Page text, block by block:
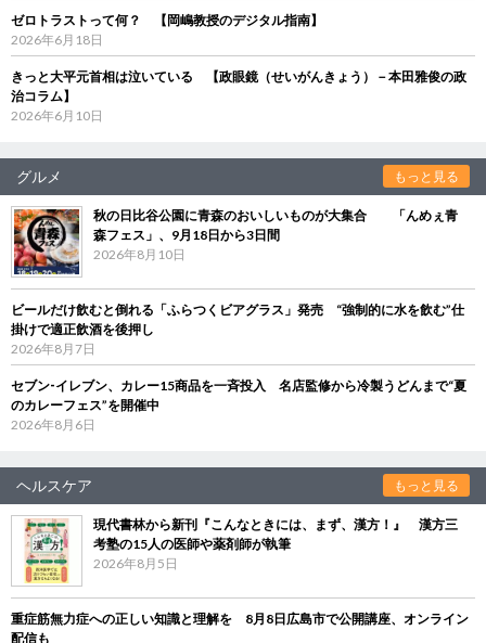
ゼロトラストって何？ 【岡嶋教授のデジタル指南】
2026年6月18日
きっと大平元首相は泣いている 【政眼鏡（せいがんきょう）－本田雅俊の政
治コラム】
2026年6月10日
グルメ もっと見る
秋の日比谷公園に青森のおいしいものが大集合 「んめぇ青
森フェス」、9月18日から3日間
2026年8月10日
ビールだけ飲むと倒れる「ふらつくビアグラス」発売 “強制的に水を飲む”仕
掛けで適正飲酒を後押し
2026年8月7日
セブン‐イレブン、カレー15商品を一斉投入 名店監修から冷製うどんまで“夏
のカレーフェス”を開催中
2026年8月6日
ヘルスケア もっと見る
現代書林から新刊『こんなときには、まず、漢方！』 漢方三
考塾の15人の医師や薬剤師が執筆
2026年8月5日
重症筋無力症への正しい知識と理解を 8月8日広島市で公開講座、オンライン
配信も